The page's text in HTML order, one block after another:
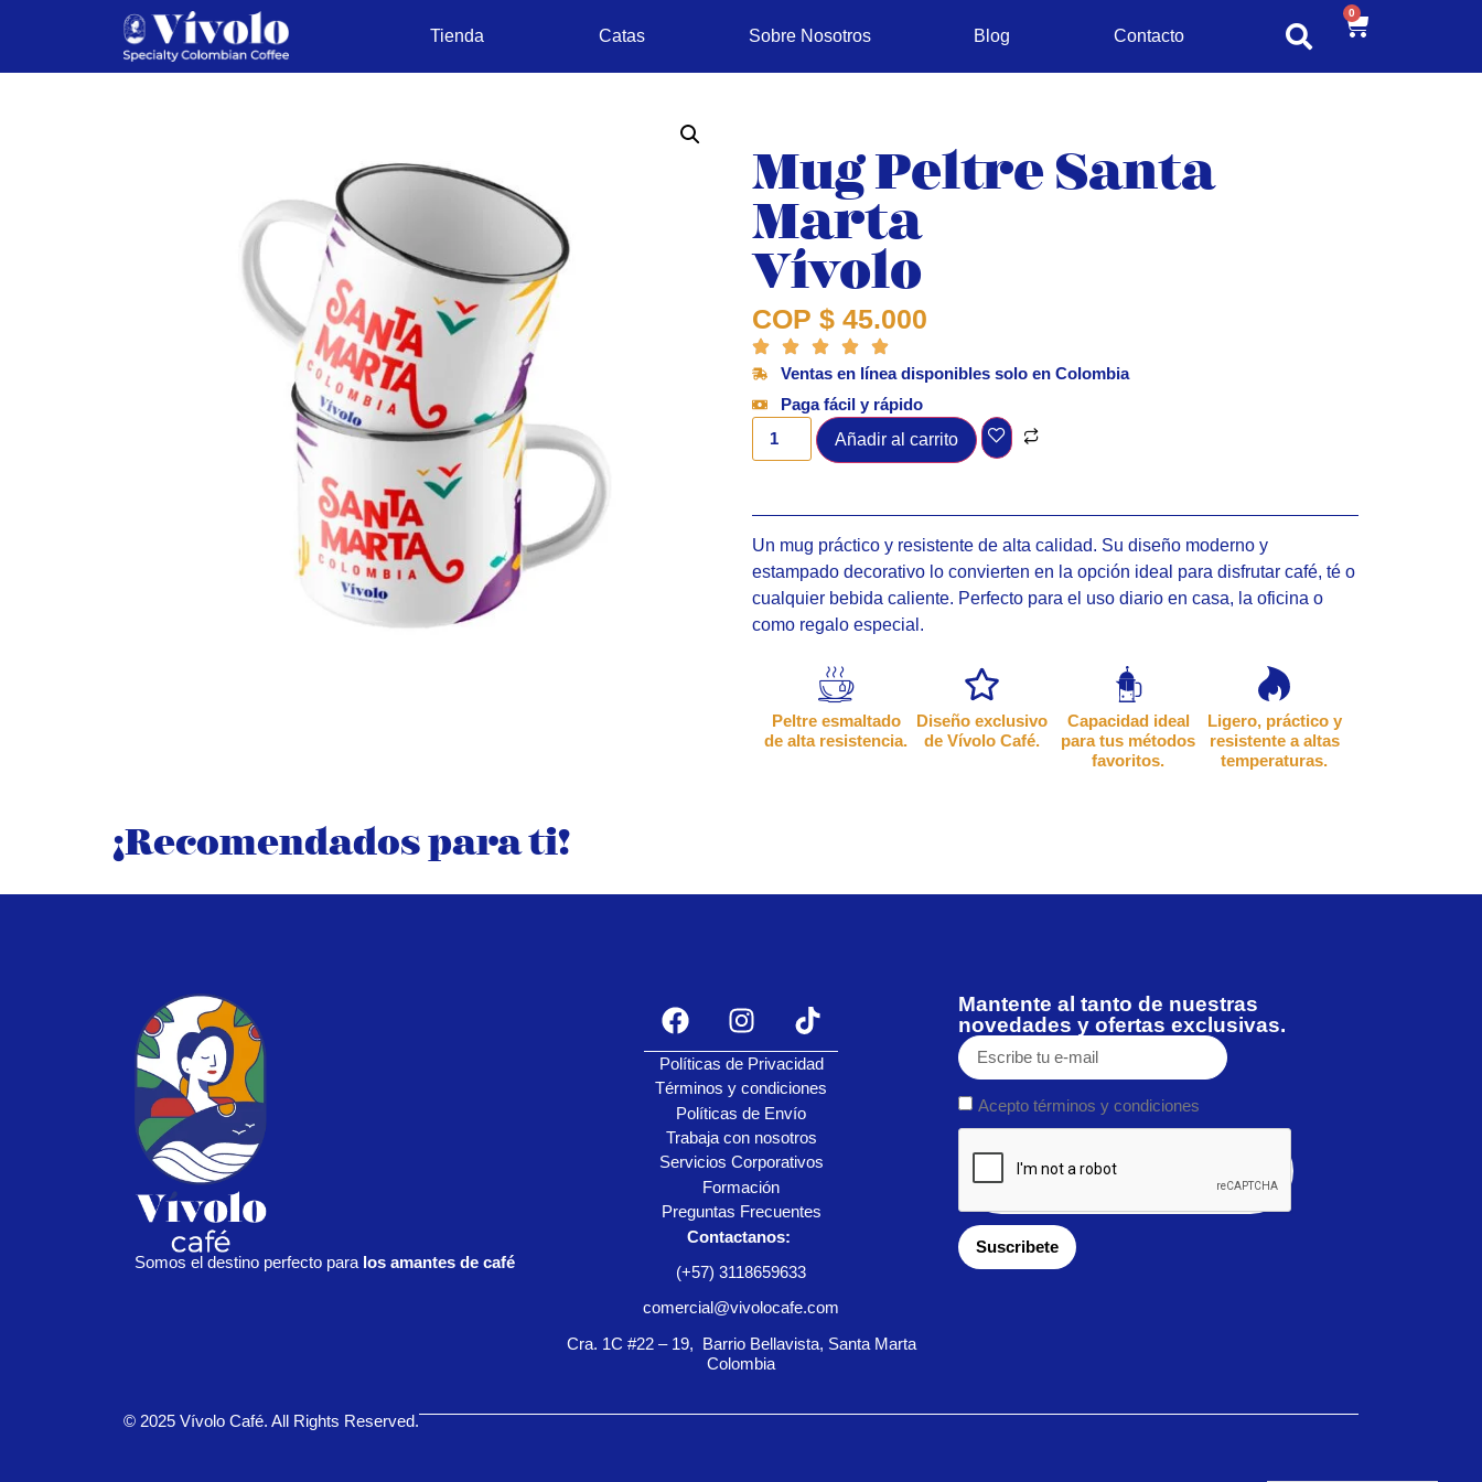
0
Tienda Catas Sobre Nosotros Blog Contacto
Mug Peltre Santa
Marta
Vívolo
COP $ 45.000
Ventas en línea disponibles solo en Colombia
Paga fácil y rápido
Añadir al carrito
Un mug práctico y resistente de alta calidad. Su diseño moderno y
estampado decorativo lo convierten en la opción ideal para disfrutar café, té o
cualquier bebida caliente. Perfecto para el uso diario en casa, la oficina o
como regalo especial.
Peltre esmaltado
de alta resistencia.
Diseño exclusivo
de Vívolo Café.
Capacidad ideal
para tus métodos
favoritos.
Ligero, práctico y
resistente a altas
temperaturas.
¡Recomendados para ti!
Mantente al tanto de nuestras
novedades y ofertas exclusivas.
Acepto términos y condiciones
Suscribete
Políticas de Privacidad
Términos y condiciones
Políticas de Envío
Trabaja con nosotros
Servicios Corporativos
Formación
Preguntas Frecuentes
Contactanos:
(+57) 3118659633
comercial@vivolocafe.com
Cra. 1C #22 – 19, Barrio Bellavista, Santa Marta
Colombia
Somos el destino perfecto para los amantes de café
© 2025 Vívolo Café. All Rights Reserved.